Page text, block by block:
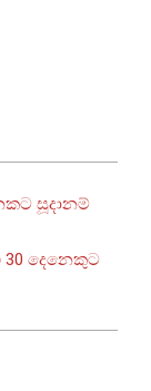
සූදානම්
දෙනෙකුට